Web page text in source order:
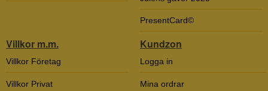
PresentCard©
Villkor m.m.
Villkor Företag
Villkor Privat
Kundzon
Logga in
Mina ordrar